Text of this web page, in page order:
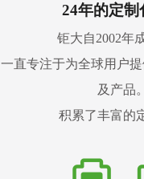
24年的定制
钜大自2002年
一直专注于为全球用户
及产品。
积累了丰富的